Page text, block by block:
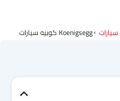
Koenigsegg كوبيه سيارات